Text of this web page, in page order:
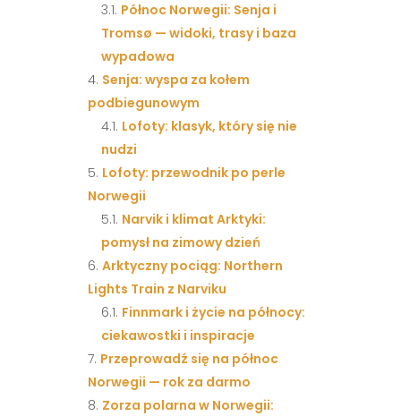
Północ Norwegii: Senja i
Tromsø — widoki, trasy i baza
wypadowa
Senja: wyspa za kołem
podbiegunowym
Lofoty: klasyk, który się nie
nudzi
Lofoty: przewodnik po perle
Norwegii
Narvik i klimat Arktyki:
pomysł na zimowy dzień
Arktyczny pociąg: Northern
Lights Train z Narviku
Finnmark i życie na północy:
ciekawostki i inspiracje
Przeprowadź się na północ
Norwegii — rok za darmo
Zorza polarna w Norwegii: